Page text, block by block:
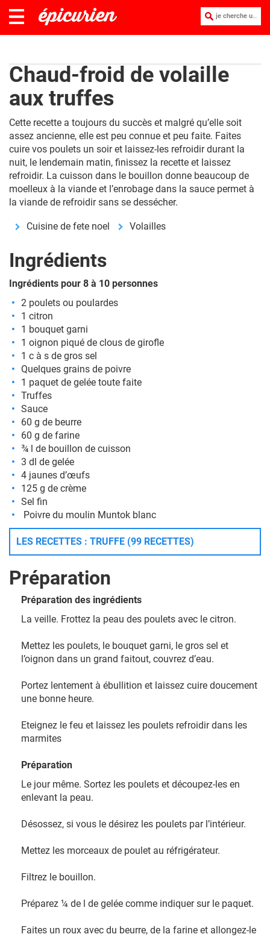
je cherche une recette :
Chaud-froid de volaille
aux truffes
Cette recette a toujours du succès et malgré qu’elle soit
assez ancienne, elle est peu connue et peu faite. Faites
cuire vos poulets un soir et laissez-les refroidir durant la
nuit, le lendemain matin, finissez la recette et laissez
refroidir. La cuisson dans le bouillon donne beaucoup de
moelleux à la viande et l’enrobage dans la sauce permet à
la viande de refroidir sans se dessécher.
Cuisine de fete noel Volailles
Ingrédients
Ingrédients pour 8 à 10 personnes
2 poulets ou poulardes
1 citron
1 bouquet garni
1 oignon piqué de clous de girofle
1 c à s de gros sel
Quelques grains de poivre
1 paquet de gelée toute faite
Truffes
Sauce
60 g de beurre
60 g de farine
¾ l de bouillon de cuisson
3 dl de gelée
4 jaunes d’œufs
125 g de crème
Sel fin
Poivre du moulin Muntok blanc
LES RECETTES : TRUFFE (99 RECETTES)
Préparation
Préparation des ingrédients
La veille. Frottez la peau des poulets avec le citron.
Mettez les poulets, le bouquet garni, le gros sel et
l’oignon dans un grand faitout, couvrez d’eau.
Portez lentement à ébullition et laissez cuire doucement
une bonne heure.
Eteignez le feu et laissez les poulets refroidir dans les
marmites
Préparation
Le jour même. Sortez les poulets et découpez-les en
enlevant la peau.
Désossez, si vous le désirez les poulets par l’intérieur.
Mettez les morceaux de poulet au réfrigérateur.
Filtrez le bouillon.
Préparez ¼ de l de gelée comme indiquer sur le paquet.
Faites un roux avec du beurre, de la farine et allongez-le